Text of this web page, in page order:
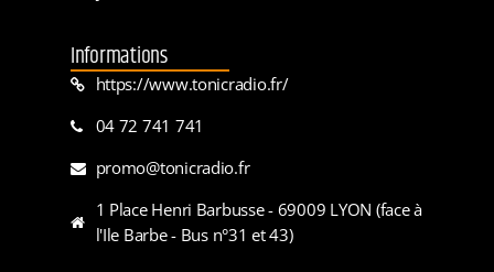
Informations
https://www.tonicradio.fr/
04 72 741 741
promo@tonicradio.fr
1 Place Henri Barbusse - 69009 LYON (face à
l'Ile Barbe - Bus n°31 et 43)